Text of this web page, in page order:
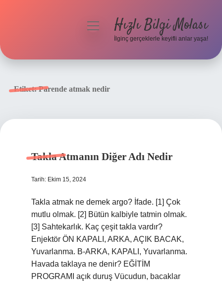
menüyüHızlı Bilgi Molası
İlginç gerçeklerle keyifli anlar yaşa!
Etiket:Parende atmak nedir
Takla Atmanın Diğer Adı Nedir
Tarih: Ekim 15, 2024
Takla atmak ne demek argo? İfade. [1] Çok
mutlu olmak. [2] Bütün kalbiyle tatmin olmak.
[3] Sahtekarlık. Kaç çeşit takla vardır?
Enjektör ÖN KAPALI, ARKA, AÇIK BACAK,
Yuvarlanma. B-ARKA, KAPALI, Yuvarlanma.
Havada taklaya ne denir? EĞİTİM
PROGRAMI açık duruş Vücudun, bacaklar